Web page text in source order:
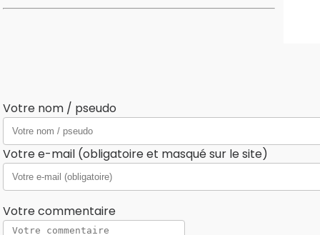
Votre nom / pseudo
Votre e-mail (obligatoire et masqué sur le site)
Votre commentaire